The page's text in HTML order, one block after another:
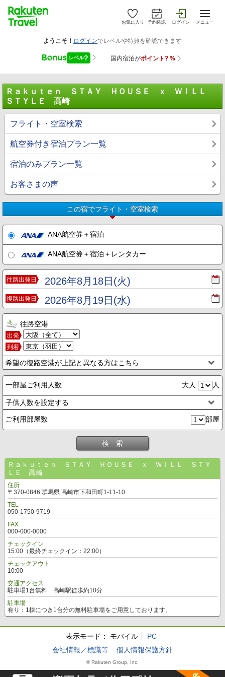
お気に入り 予約確認 ログイン メニュー
Ｒａｋｕｔｅｎ ＳＴＡＹ ＨＯＵＳＥ ｘ ＷＩＬＬ
ＳＴＹＬＥ 高崎
フライト・空室検索
航空券付き宿泊プラン一覧
宿泊のみプラン一覧
お客さまの声
この宿でフライト・空室検索
ANA航空券＋宿泊
ANA航空券＋宿泊＋レンタカー
往路出発日 2026年8月18日(火)
復路出発日 2026年8月19日(水)
往路空港
出発
到着
希望の復路空港が上記と異なる方はこちら
一部屋ご利用人数 大人 人
子供人数を設定する
ご利用部屋数 部屋
検 索
Ｒａｋｕｔｅｎ ＳＴＡＹ ＨＯＵＳＥ ｘ ＷＩＬＬ ＳＴＹ
ＬＥ 高崎
住所
〒370-0846 群馬県 高崎市下和田町1-11-10
TEL
050-1750-9719
FAX
000-000-0000
チェックイン
15:00（最終チェックイン：22:00）
チェックアウト
10:00
交通アクセス
駐車場1台無料 高崎駅徒歩約10分
駐車場
有り：1棟につき1台分の無料駐車場をご用意しております。
表示モード： モバイル
PC
会社情報／標識等
個人情報保護方針
© Rakuten Group, Inc.